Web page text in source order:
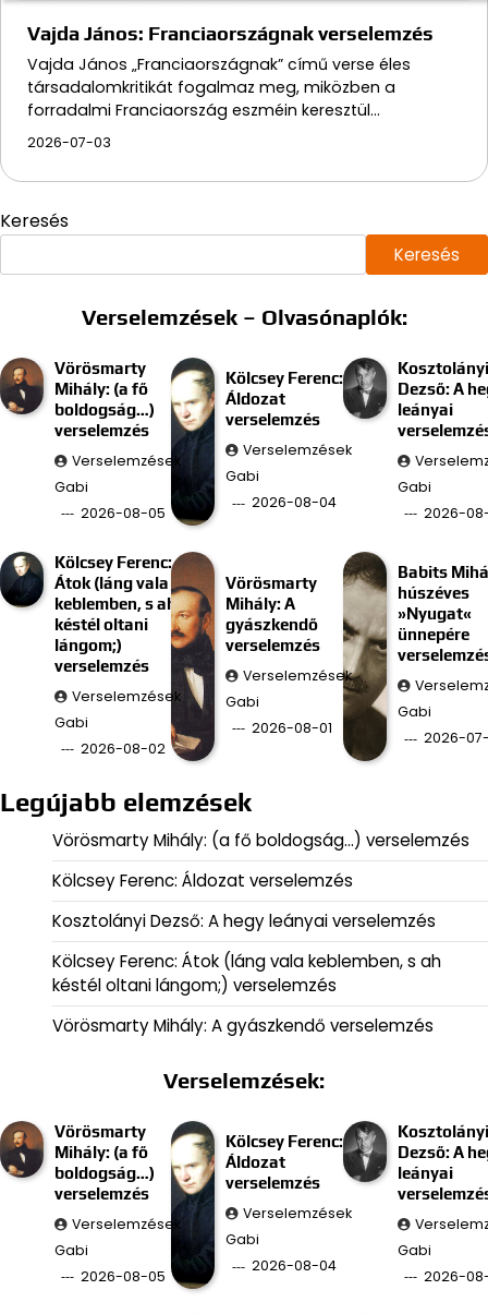
Vajda János: Franciaországnak verselemzés
Vajda János „Franciaországnak” című verse éles
társadalomkritikát fogalmaz meg, miközben a
forradalmi Franciaország eszméin keresztül…
2026-07-03
Keresés
Keresés
Verselemzések – Olvasónaplók:
Vörösmarty
Mihály: (a fő
boldogság…)
verselemzés
Verselemzések
Gabi
2026-08-05
Kölcsey Ferenc:
Áldozat
verselemzés
Verselemzések
Gabi
2026-08-04
Kosztolányi
Dezső: A
leányai
Gabi
2026-
Kölcsey Ferenc:
Átok (láng vala
keblemben, s ah
késtél oltani
lángom;)
verselemzés
Verselemzések
Gabi
2026-08-02
Vörösmarty
Mihály: A
gyászkendő
verselemzés
Verselemzések
Gabi
2026-08-01
Babits
húszéves
»Nyugat«
ünnepére
Gabi
2026-
Legújabb elemzések
Vörösmarty Mihály: (a fő boldogság…) verselemzés
Kölcsey Ferenc: Áldozat verselemzés
Kosztolányi Dezső: A hegy leányai verselemzés
Kölcsey Ferenc: Átok (láng vala keblemben, s ah
késtél oltani lángom;) verselemzés
Vörösmarty Mihály: A gyászkendő verselemzés
Verselemzések:
Vörösmarty
Mihály: (a fő
boldogság…)
verselemzés
Verselemzések
Gabi
2026-08-05
Kölcsey Ferenc:
Áldozat
verselemzés
Verselemzések
Gabi
2026-08-04
Kosztolányi
Dezső: A
leányai
Gabi
2026-